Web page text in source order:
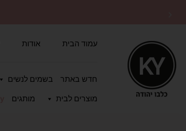
עמוד הבית
אודות
חדש באתר בשמים לנשים
מוצרים לבית מותגים